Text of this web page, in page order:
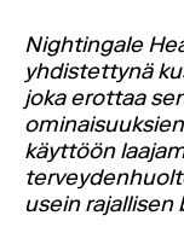
Nightingale
yhdistettynä
joka erottaa
käyttöön
usein rajallisen